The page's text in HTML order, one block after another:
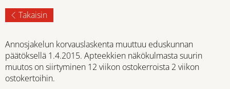
Takaisin
Annosjakelun korvauslaskenta muuttuu eduskunnan
päätöksellä 1.4.2015. Apteekkien näkökulmasta suurin
muutos on siirtyminen 12 viikon ostokerroista 2 viikon
ostokertoihin.